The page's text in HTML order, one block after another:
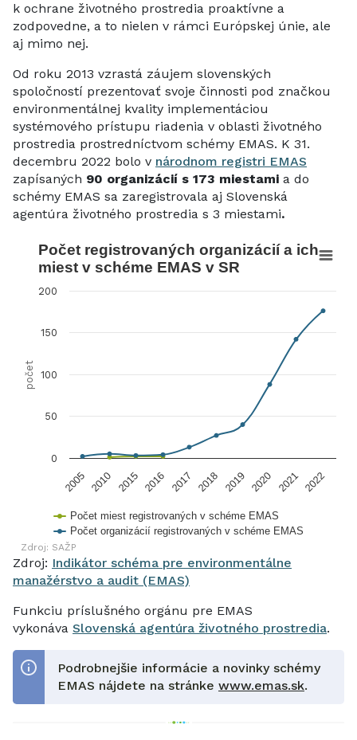
k ochrane životného prostredia proaktívne a
zodpovedne, a to nielen v rámci Európskej únie, ale
aj mimo nej.
Od roku 2013 vzrastá záujem slovenských
spoločností prezentovať svoje činnosti pod značkou
environmentálnej kvality implementáciou
systémového prístupu riadenia v oblasti životného
prostredia prostredníctvom schémy EMAS. K 31.
decembru 2022 bolo v národnom registri EMAS
zapísaných 90 organizácií s 173 miestami a do
schémy EMAS sa zaregistrovala aj Slovenská
agentúra životného prostredia s 3 miestami.
Počet registrovaných organizácií a
Line chart with 2 lines.
View as data table, Počet registrovaných organizácií a
The chart has 1 Y axis displaying počet. Data ranges
počet
0
50
100
150
200
Zdroj: SAŽP
Počet registrovaných organizácií a ich
miest v schéme EMAS v SR
Počet miest registrovaných v schéme EMAS
Počet organizácií registrovaných v schéme EMAS
2005 2010 2015 2016 2017 2018 2019 2020 2021 2022
End of interactive chart.
Zdroj: Indikátor schéma pre environmentálne
manažérstvo a audit (EMAS)
Funkciu príslušného orgánu pre EMAS
vykonáva Slovenská agentúra životného prostredia.
Podrobnejšie informácie a novinky schémy
EMAS nájdete na stránke www.emas.sk.